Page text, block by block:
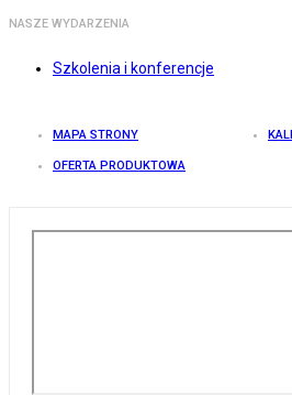
NASZE WYDARZENIA
Szkolenia i konferencje
MAPA STRONY
OFERTA PRODUKTOWA